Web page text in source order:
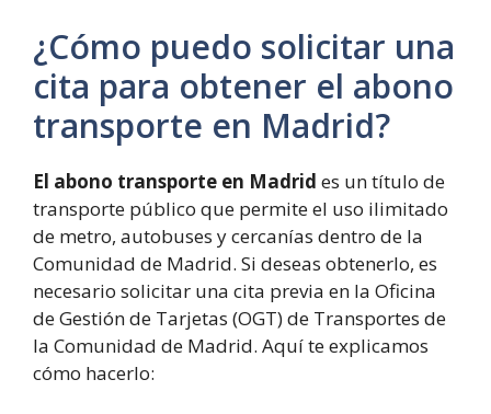
¿Cómo puedo solicitar una
cita para obtener el abono
transporte en Madrid?
El abono transporte en Madrid es un título de
transporte público que permite el uso ilimitado
de metro, autobuses y cercanías dentro de la
Comunidad de Madrid. Si deseas obtenerlo, es
necesario solicitar una cita previa en la Oficina
de Gestión de Tarjetas (OGT) de Transportes de
la Comunidad de Madrid. Aquí te explicamos
cómo hacerlo: